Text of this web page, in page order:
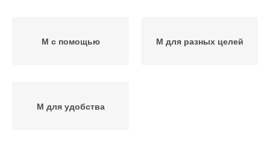
М с помощью М для разных целей
М для удобства